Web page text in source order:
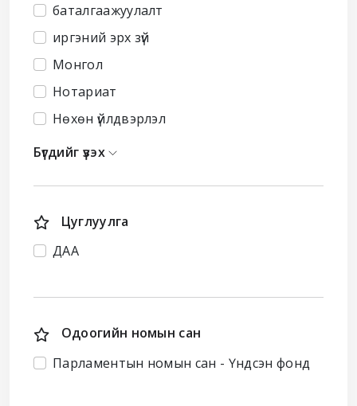
баталгаажуулалт
иргэний эрх зүй
Монгол
Нотариат
Нөхөн үйлдвэрлэл
Бүгдийг үзэх
Цуглуулга
ДАА
Одоогийн номын сан
Парламентын номын сан - Үндсэн фонд